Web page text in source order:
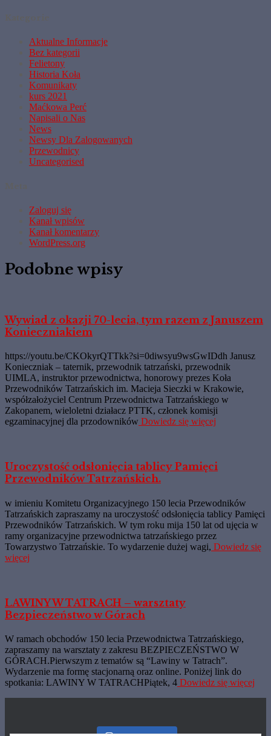
Aktualne Informacje
Bez kategorii
Felietony
Historia Koła
Komunikaty
kurs 2021
Maćkowa Perć
Napisali o Nas
News
Newsy Dla Zalogowanych
Przewodnicy
Uncategorised
Zaloguj się
Kanał wpisów
Kanał komentarzy
WordPress.org
Podobne wpisy
Wywiad z okazji 70-lecia, tym razem z Januszem
Konieczniakiem
https://youtu.be/CKOkyrQTTkk?si=0diwsyu9wsGwIDdh Janusz
Konieczniak – taternik, przewodnik tatrzański, przewodnik
UIMLA, instruktor przewodnictwa, honorowy prezes Koła
Przewodników Tatrzańskich im. Macieja Sieczki w Krakowie,
współzałożyciel Centrum Przewodnictwa Tatrzańskiego w
Zakopanem, wieloletni działacz PTTK, członek komisji
egzaminacyjnej dla przodowników Dowiedz się więcej
Uroczystość odsłonięcia tablicy Pamięci
Przewodników Tatrzańskich.
w imieniu Komitetu Organizacyjnego 150 lecia Przewodników
Tatrzańskich zapraszamy na uroczystość odsłonięcia tablicy Pamięci
Przewodników Tatrzańskich. W tym roku mija 150 lat od ujęcia w
ramy organizacyjne przewodnictwa tatrzańskiego przez
Towarzystwo Tatrzańskie. To wydarzenie dużej wagi, Dowiedz się
więcej
LAWINY W TATRACH – warsztaty
Bezpieczeństwo w Górach
W ramach obchodów 150 lecia Przewodnictwa Tatrzańskiego,
zapraszamy na warsztaty z zakresu BEZPIECZEŃSTWO W
GÓRACH.Pierwszym z tematów są “Lawiny w Tatrach”.
Wydarzenie ma formę stacjonarną oraz online. Poniżej link do
spotkania: LAWINY W TATRACHPiątek, 4 Dowiedz się więcej